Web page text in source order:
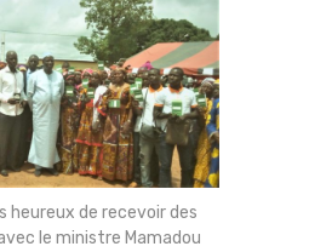
heureux de recevoir des
le ministre Mamadou